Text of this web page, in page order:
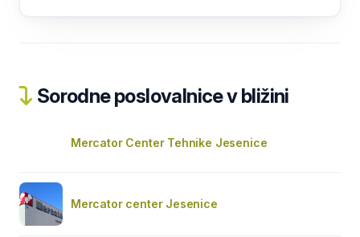
Sorodne poslovalnice v bližini
Mercator Center Tehnike Jesenice
Mercator center Jesenice